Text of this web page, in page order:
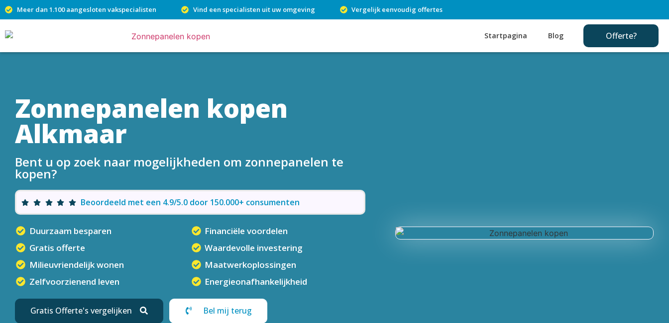
Meer dan 1.100 aangesloten vakspecialisten Vind een specialisten uit uw omgeving Vergelijk eenvoudig offertes
Startpagina Blog Offerte?
Zonnepanelen kopen
Alkmaar
Bent u op zoek naar mogelijkheden om zonnepanelen te
kopen?
Beoordeeld met een 4.9/5.0 door 150.000+ consumenten
Duurzaam besparen
Gratis offerte
Milieuvriendelijk wonen
Zelfvoorzienend leven
Financiële voordelen
Waardevolle investering
Maatwerkoplossingen
Energieonafhankelijkheid
Gratis Offerte's vergelijken Bel mij terug